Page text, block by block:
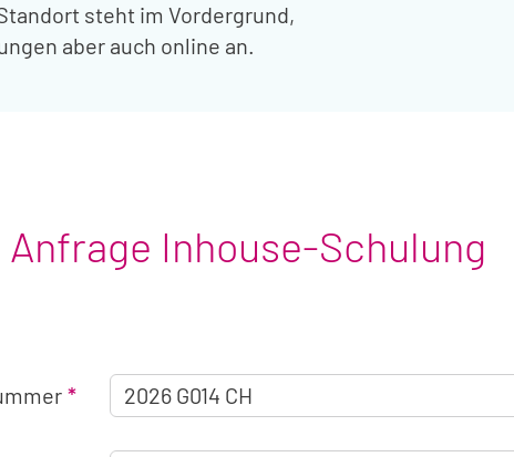
steht im Vordergrund,
aber auch online an.
Anfrage Inhouse-Schulung
Angaben